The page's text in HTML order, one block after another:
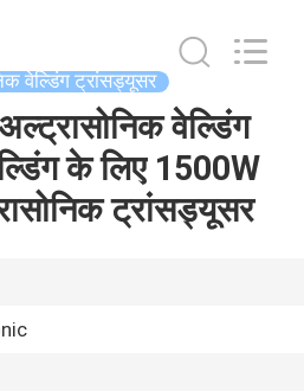
वेल्डिंग ट्रांसड्यूसर
वेल्डिंग
के लिए 1500W
ट्रांसड्यूसर